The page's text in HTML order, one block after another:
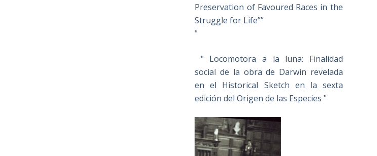
Preservation of Favoured Races in the
Struggle for Life””
"
" Locomotora a la luna: Finalidad
social de la obra de Darwin revelada
en el Historical Sketch en la sexta
edición del Origen de las Especies "